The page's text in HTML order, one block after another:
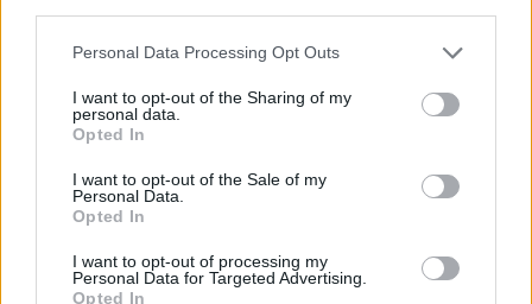
Personal Data Processing Opt Outs
I want to opt-out of the Sharing of my
personal data.
Opted In
I want to opt-out of the Sale of my
Personal Data.
Opted In
I want to opt-out of processing my
Personal Data for Targeted Advertising.
Opted In